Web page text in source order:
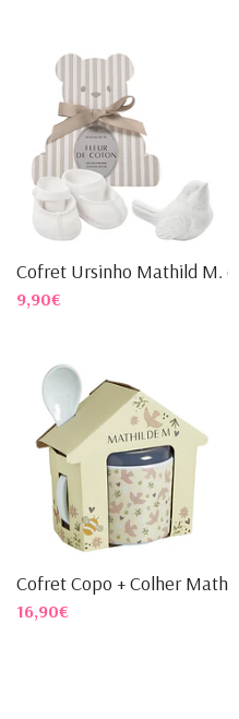
Cofret Ursinho Mathild M. c...
9,90€
Cofret Copo + Colher Mathil...
16,90€